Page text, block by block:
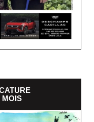
MOIS